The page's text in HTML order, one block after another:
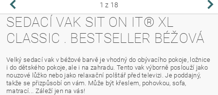
1 z 18
SEDACÍ VAK SIT ON IT® XL
CLASSIC . BESTSELLER BÉŽOVÁ
Velký sedací vak v béžové barvě je vhodný do obývacího pokoje, ložnice
i do dětského pokoje, ale i na zahradu. Tento vak výborně poslouží jako
nouzové lůžko nebo jako relaxační polštář před televizi. Je poddajný,
takže se přizpůsobí on vám. Může být křeslem, pohovkou, sofa,
matrací... Záleží jen na vás!